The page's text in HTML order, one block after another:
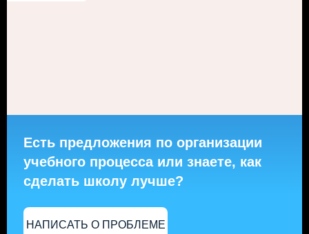
Есть предложения по организации
учебного процесса или знаете, как
сделать школу лучше?
НАПИСАТЬ О ПРОБЛЕМЕ